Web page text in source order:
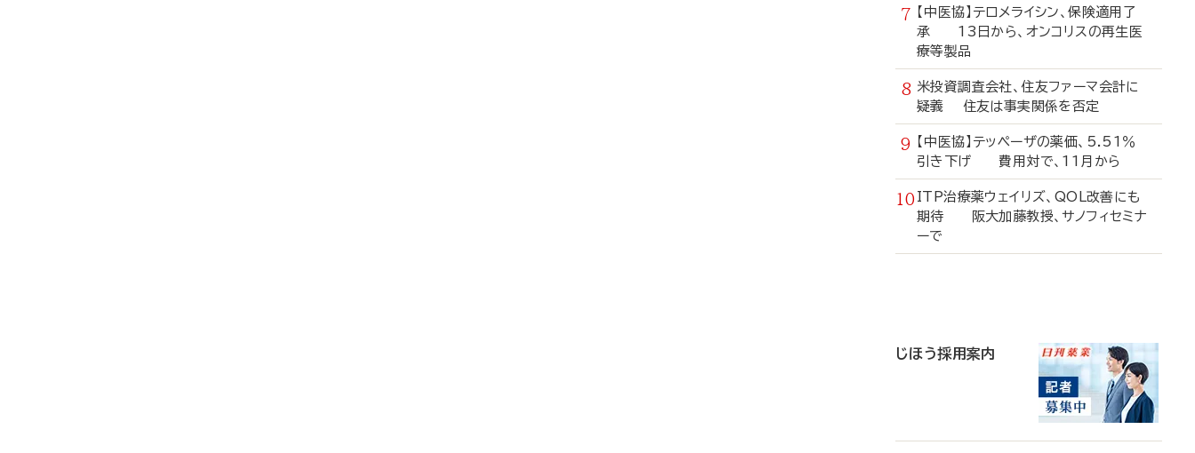
【中医協】テロメライシン、保険適用了
承 13日から、オンコリスの再生医
療等製品
米投資調査会社、住友ファーマ会計に
疑義 住友は事実関係を否定
【中医協】テッペーザの薬価、5.51％
引き下げ 費用対で、11月から
ITP治療薬ウェイリズ、QOL改善にも
期待 阪大加藤教授、サノフィセミナ
ーで
じほう採用案内